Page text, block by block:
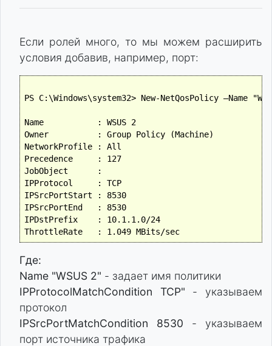
Если ролей много, то мы можем расширить
условия добавив, например, порт:
PS C:\Windows\system32> New-NetQosPolicy
Name           : WSUS 2
Owner          : Group Policy (Machine)
NetworkProfile : All
Precedence     : 127
JobObject      :
IPProtocol     : TCP
IPSrcPortStart : 8530
IPSrcPortEnd   : 8530
IPDstPrefix    : 10.1.1.0/24
ThrottleRate   : 1.049 MBits/sec
Где:
Name "WSUS 2" - задает имя политики
IPProtocolMatchCondition TCP" - указываем
протокол
IPSrcPortMatchCondition 8530 - указываем
порт источника трафика